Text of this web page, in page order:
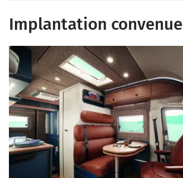
Implantation convenue